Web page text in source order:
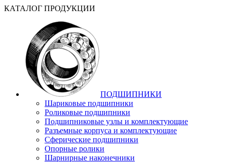
КАТАЛОГ ПРОДУКЦИИ
ПОДШИПНИКИ
Шариковые подшипники
Роликовые подшипники
Подшипниковые узлы и комплектующие
Разъемные корпуса и комплектующие
Сферические подшипники
Опорные ролики
Шарнирные наконечники